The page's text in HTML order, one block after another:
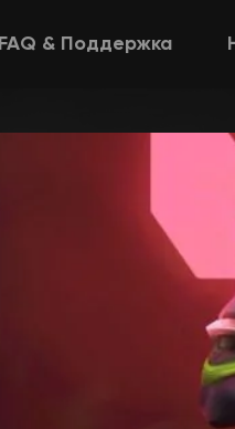
FAQ & Поддержка